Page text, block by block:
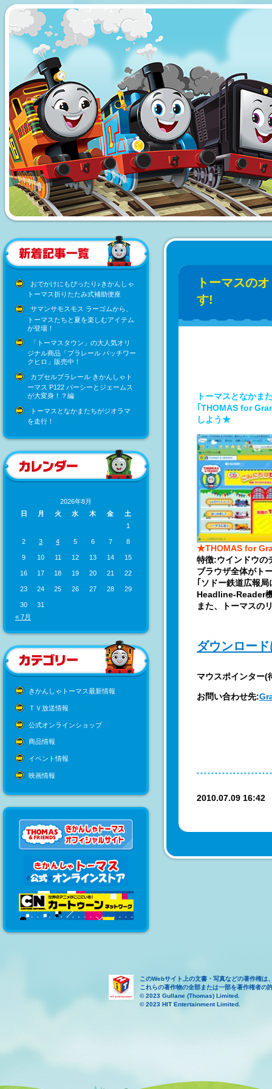
おでかけにもぴったり♪きかんしゃ
トーマス折りたたみ式補助便座
サマンサモスモス ラーゴムから、
トーマスたちと夏を楽しむアイテム
が登場！
「トーマスタウン」の大人気オリ
ジナル商品「プラレール パッチワー
クヒロ」販売中！
カプセルプラレール きかんしゃト
ーマス P122 パーシーとジェームス
が大変身！？編
トーマスとなかまたちがジオラマ
を走行！
2026年8月
日
月 火 水 木 金
土
1
2 3 4 5 6 7 8
9 10 11 12 13 14 15
16 17 18 19 20 21 22
23 24 25 26 27 28 29
30
31
« 7月
きかんしゃトーマス最新情報
ＴＶ放送情報
公式オンラインショップ
商品情報
イベント情報
映画情報
トーマスの
す!
トーマスとなかま
｢THOMAS for
しよう★
★THOMAS for
特徴:ウインドウの
ブラウザ全体がト
｢ソドー鉄道広報
Headline-Reader
また、トーマスの
ダウンロー
マウスポインター(
お問い合わせ先:
2010.07.09
このWebサイト上の文書・写真などの著作権は
これらの著作物の全部または一部を著作権者の
© 2023 Gullane (Thomas) Limited.
© 2023 HIT Entertainment Limited.